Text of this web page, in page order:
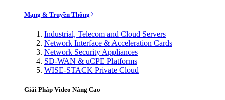
Mạng & Truyền Thông
Industrial, Telecom and Cloud Servers
Network Interface & Acceleration Cards
Network Security Appliances
SD-WAN & uCPE Platforms
WISE-STACK Private Cloud
Giải Pháp Video Nâng Cao